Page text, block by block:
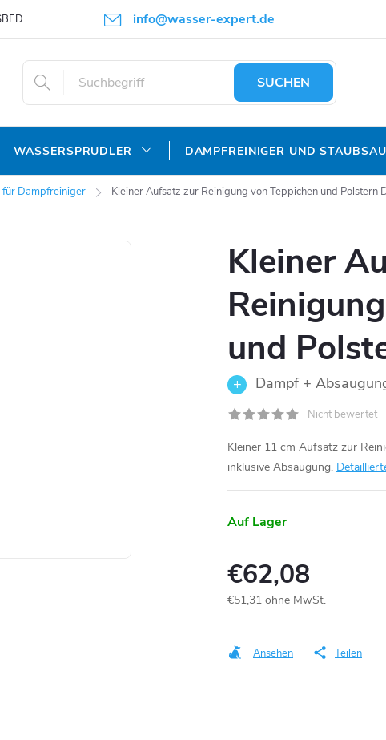
info@wasser-expert.de
DATENSCHUTZERKLÄRUNG
SUCHEN
WASSERSPRUDLER DAMPFREINIGER UND
für Dampfreiniger Kleiner Aufsatz zur Reinigung von Teppichen und Polstern
Kleiner
und
Dampf +
Nicht bewertet
Kleiner 11 cm Aufsatz zur
inklusive Absaugung.
Auf Lager
€62,08
€51,31 ohne MwSt.
Ansehen Teilen